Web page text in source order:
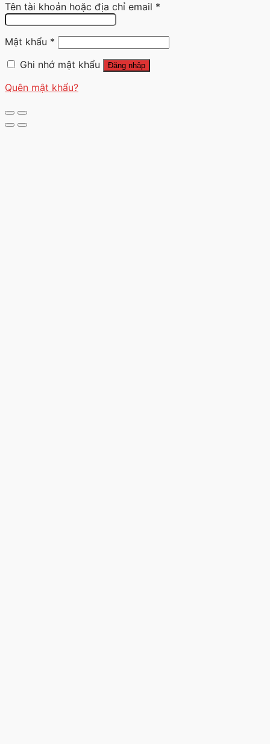
Tên tài khoản hoặc địa chỉ email *
Mật khẩu *
Ghi nhớ mật khẩu
Đăng nhập
Quên mật khẩu?